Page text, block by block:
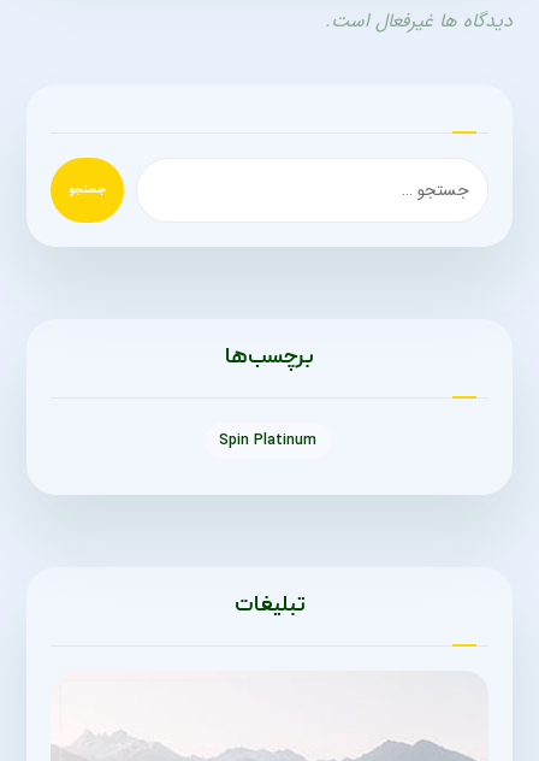
دیدگاه ها غیرفعال است.
جستجو
برچسب‌ها
Spin Platinum
تبلیغات